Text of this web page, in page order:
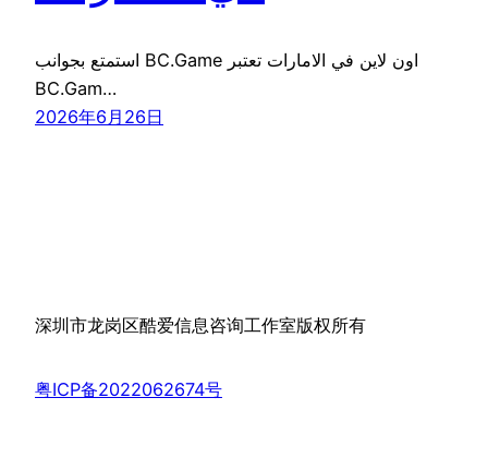
استمتع بجوانب BC.Game اون لاين في الامارات تعتبر
BC.Gam…
2026年6月26日
深圳市龙岗区酷爱信息咨询工作室版权所有
粤ICP备2022062674号